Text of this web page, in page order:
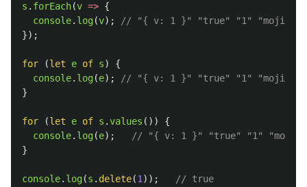
s . forEach(v => {
console. log(v);
// "{ v: 1 }" "true" "1" "moji"
});
for (let e of s)
{
console. log(e);
// "{ v: 1 }" "true" "1" "moji"
}
for (let e of s .values ())
{
console. log(e);
// "{ v: 1 }" "true" "1"
}
console. log(s . delete(1 ));
// true